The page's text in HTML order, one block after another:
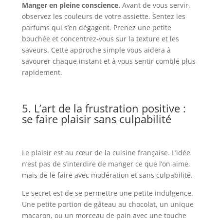
Manger en pleine conscience. Avant de vous servir,
observez les couleurs de votre assiette. Sentez les
parfums qui s’en dégagent. Prenez une petite
bouchée et concentrez-vous sur la texture et les
saveurs. Cette approche simple vous aidera à
savourer chaque instant et à vous sentir comblé plus
rapidement.
5. L’art de la frustration positive :
se faire plaisir sans culpabilité
Le plaisir est au cœur de la cuisine française. L’idée
n’est pas de s’interdire de manger ce que l’on aime,
mais de le faire avec modération et sans culpabilité.
Le secret est de se permettre une petite indulgence.
Une petite portion de gâteau au chocolat, un unique
macaron, ou un morceau de pain avec une touche